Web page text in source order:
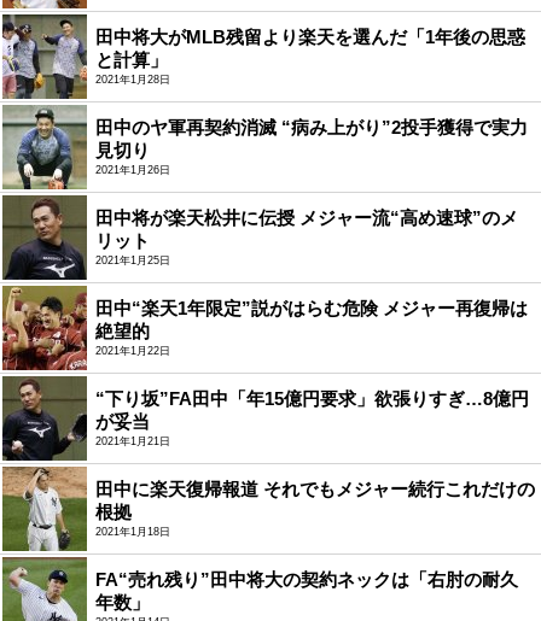
田中将大がMLB残留より楽天を選んだ「1年後の思惑
と計算」
2021年1月28日
田中のヤ軍再契約消滅 “病み上がり”2投手獲得で実力
見切り
2021年1月26日
田中将が楽天松井に伝授 メジャー流“高め速球”のメ
リット
2021年1月25日
田中“楽天1年限定”説がはらむ危険 メジャー再復帰は
絶望的
2021年1月22日
“下り坂”FA田中「年15億円要求」欲張りすぎ…8億円
が妥当
2021年1月21日
田中に楽天復帰報道 それでもメジャー続行これだけの
根拠
2021年1月18日
FA“売れ残り”田中将大の契約ネックは「右肘の耐久
年数」